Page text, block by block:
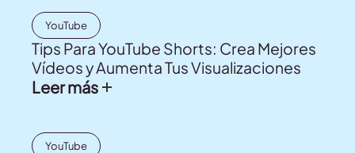
YouTube
Tips Para YouTube Shorts: Crea Mejores
Vídeos y Aumenta Tus Visualizaciones
Leer más
YouTube